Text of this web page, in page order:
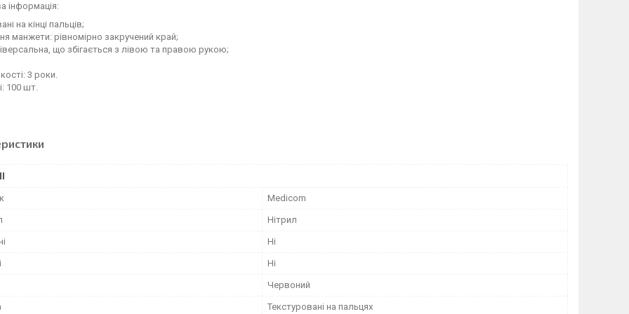
інформація:
на кінці пальців;
манжети: рівномірно закручений край;
що збігається з лівою та правою рукою;
3 роки.
100 шт.
Medicom
Нітрил
Ні
Ні
Червоний
Текстуровані на пальцях